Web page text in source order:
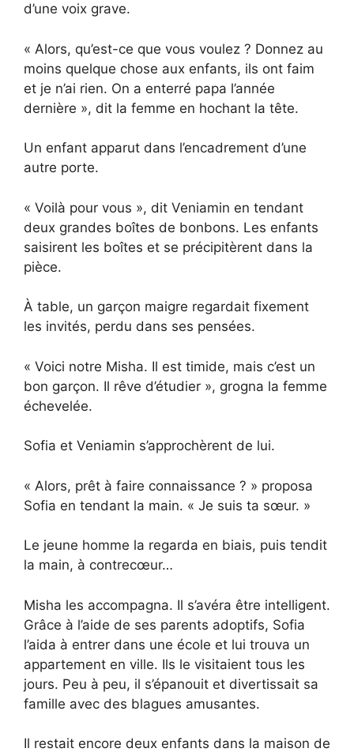
d’une voix grave.
« Alors, qu’est-ce que vous voulez ? Donnez au
moins quelque chose aux enfants, ils ont faim
et je n’ai rien. On a enterré papa l’année
dernière », dit la femme en hochant la tête.
Un enfant apparut dans l’encadrement d’une
autre porte.
« Voilà pour vous », dit Veniamin en tendant
deux grandes boîtes de bonbons. Les enfants
saisirent les boîtes et se précipitèrent dans la
pièce.
À table, un garçon maigre regardait fixement
les invités, perdu dans ses pensées.
« Voici notre Misha. Il est timide, mais c’est un
bon garçon. Il rêve d’étudier », grogna la femme
échevelée.
Sofia et Veniamin s’approchèrent de lui.
« Alors, prêt à faire connaissance ? » proposa
Sofia en tendant la main. « Je suis ta sœur. »
Le jeune homme la regarda en biais, puis tendit
la main, à contrecœur…
Misha les accompagna. Il s’avéra être intelligent.
Grâce à l’aide de ses parents adoptifs, Sofia
l’aida à entrer dans une école et lui trouva un
appartement en ville. Ils le visitaient tous les
jours. Peu à peu, il s’épanouit et divertissait sa
famille avec des blagues amusantes.
Il restait encore deux enfants dans la maison de